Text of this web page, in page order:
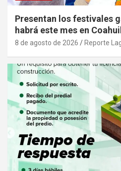
Presentan los festivales
habrá este mes en
8 de agosto de 2026 Reporte